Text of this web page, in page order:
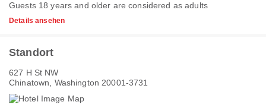
Guests 18 years and older are considered as adults
Details ansehen
Standort
627 H St NW
Chinatown, Washington 20001-3731